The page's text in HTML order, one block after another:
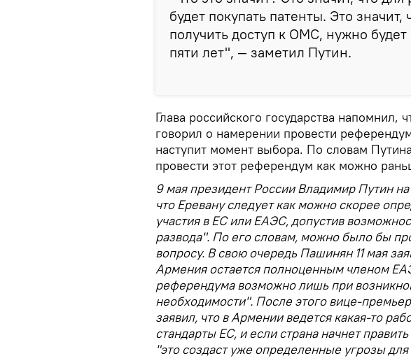
будет покупать патенты. Это значит,
получить доступ к ОМС, нужно
пяти лет", — заметил Путин.
Глава российского государства напомнил,
говорил о намерении провести
наступит момент выбора. По словам
провести этот референдум как можно
9 мая президент России Владимир Путин
что Еревану следует как можно скорее
участия в ЕС или ЕАЭС, допустив
развода". По его словам, можно было бы
вопросу. В свою очередь Пашинян 11 мая
Армения остается полноценным членом
референдума возможно лишь при
необходимости". После этого вице-
заявил, что в Армении ведется какая-то
стандарты ЕС, и если страна начнет
"это создаст уже определенные угрозы